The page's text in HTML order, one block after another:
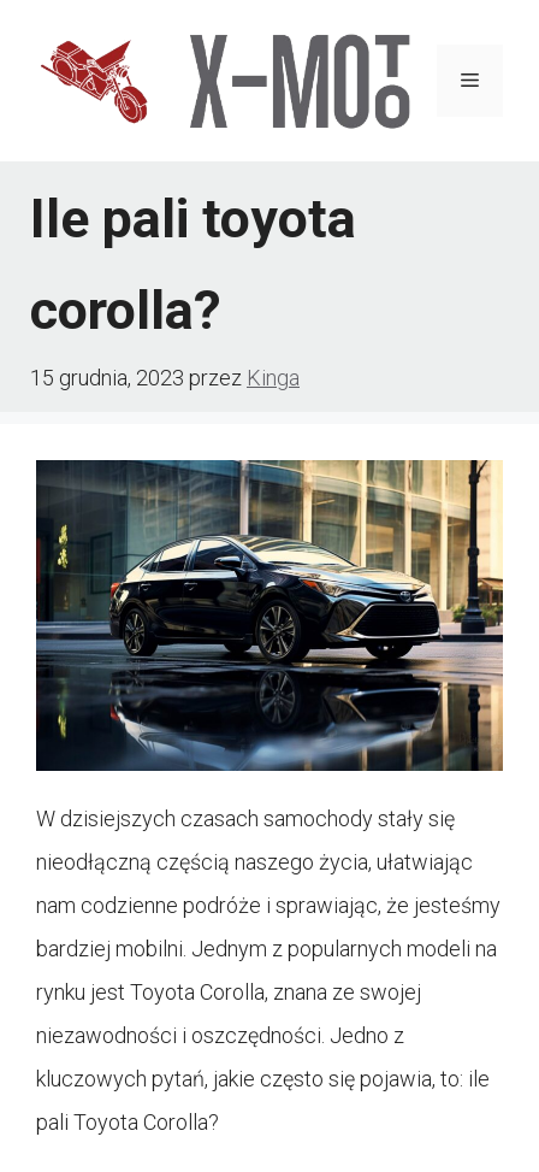
Menu
Ile pali toyota
corolla?
15 grudnia, 2023 przez Kinga
W dzisiejszych czasach samochody stały się
nieodłączną częścią naszego życia, ułatwiając
nam codzienne podróże i sprawiając, że jesteśmy
bardziej mobilni. Jednym z popularnych modeli na
rynku jest Toyota Corolla, znana ze swojej
niezawodności i oszczędności. Jedno z
kluczowych pytań, jakie często się pojawia, to: ile
pali Toyota Corolla?